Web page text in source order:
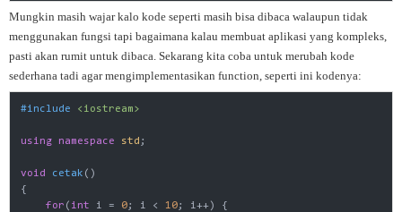
Mungkin masih wajar kalo kode seperti masih bisa dibaca walaupun tidak
menggunakan fungsi tapi bagaimana kalau membuat aplikasi yang kompleks,
pasti akan rumit untuk dibaca. Sekarang kita coba untuk merubah kode
sederhana tadi agar mengimplementasikan function, seperti ini kodenya:
#include <iostream>
using namespace std ;
void cetak ()
{
for ( int i = 0; i < 10; i++) {